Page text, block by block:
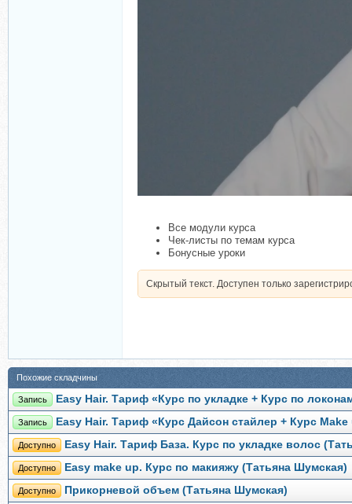
Все модули курса
Чек-листы по темам курса
Бонусные уроки
Скрытый текст. Доступен только
Похожие складчины
Запись Easy Hair. Тариф «Курс по укладке + Курс по
Запись Easy Hair. Тариф «Курс Дайсон стайлер + Курс
Доступно Easy Hair. Тариф База. Курс по укладке волос
Доступно Easy make up. Курс по макияжу (Татьяна Шумская)
Доступно Прикорневой объем (Татьяна Шумская)